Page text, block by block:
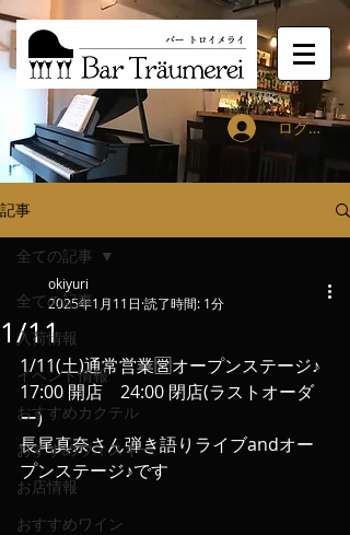
ログイン
記事
全ての記事
入荷情報
イベント情報
おすすめカクテル
おすすめウィスキー
お店情報
おすすめワイン
全ての記事
1/11
okiyuri
2025年1月11日 読了時間: 1分
1/11(土)通常営業🈺オープンステージ♪
17:00 開店　24:00 閉店(ラストオーダ
ー)
長尾真奈さん弾き語りライブandオー
プンステージ♪です